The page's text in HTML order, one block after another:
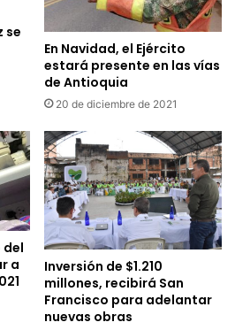
se
En Navidad, el Ejército
estará presente en las vías
de Antioquia
20 de diciembre de 2021
del
a
Inversión de $1.210
millones, recibirá San
Francisco para adelantar
nuevas obras